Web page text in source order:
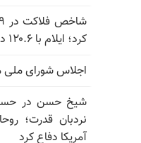
کرد؛ ایلام با ۱۲۰.۶ درصد در صدر
اجلاس شورای ملی
شیخ حسن در
نردبان قدرت؛
آمریکا دفاع کرد